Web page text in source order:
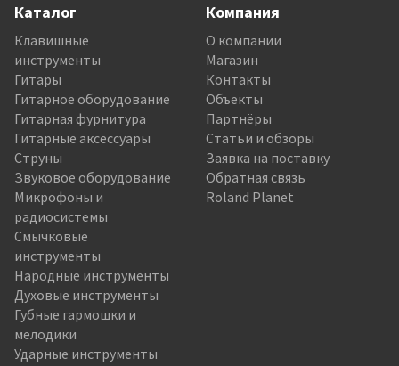
Каталог
Клавишные
инструменты
Гитары
Гитарное оборудование
Гитарная фурнитура
Гитарные аксессуары
Струны
Звуковое оборудование
Микрофоны и
радиосистемы
Смычковые
инструменты
Народные инструменты
Духовые инструменты
Губные гармошки и
мелодики
Ударные инструменты
Компания
О компании
Магазин
Контакты
Объекты
Партнёры
Статьи и обзоры
Заявка на поставку
Обратная связь
Roland Planet